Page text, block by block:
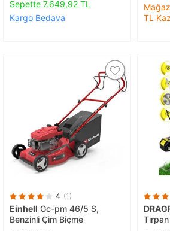
Sepette 7.649,92 TL
Kargo Bedava
TL
4 (1)
Einhell Gc-pm 46/5 S,
Benzinli Çim Biçme